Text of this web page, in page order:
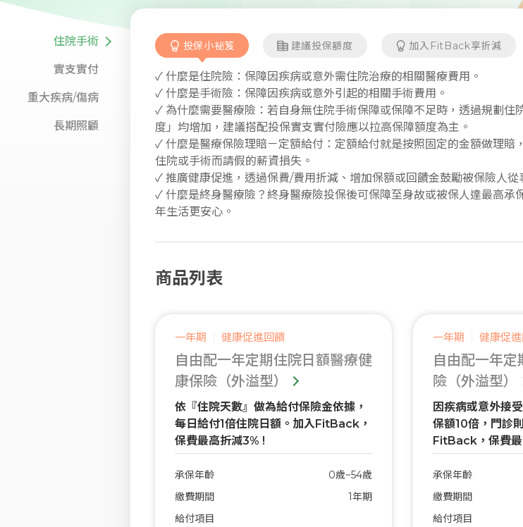
住院手術
實支實付
重大疾病/傷病
長期照顧
投保小祕笈 建議投保額度 加入FitBack享折減
✓ 什麼是住院險：保障因疾病或意外需住院治療的相關醫療費用。
✓ 什麼是手術險：保障因疾病或意外引起的相關手術費用。
✓ 為什麼需要醫療險：若自身無住院手術保障或保障不足時，透過規劃
度」均增加，建議搭配投保實支實付險應以拉高保障額度為主。
✓ 什麼是醫療保險理賠－定額給付：定額給付就是按照固定的金額做理
住院或手術而請假的薪資損失。
✓ 推廣健康促進，透過保費/費用折減、增加保額或回饋金鼓勵被保險人
✓ 什麼是終身醫療險？終身醫療險投保後可保障至身故或被保人達最高
年生活更安心。
商品列表
一年期 健康促進回饋
自由配一年定期住院日額醫療健
康保險（外溢型）
依『住院天數』做為給付保險金依據，
每日給付1倍住院日額。加入FitBack，
保費最高折減3% !
承保年齡
0歲~54歲
繳費期間
1年期
給付項目
一年期 健康促
自由配一年
險（外溢型）
因疾病或意外接
保額10倍，門診
FitBack，保費最
承保年齡
繳費期間
給付項目